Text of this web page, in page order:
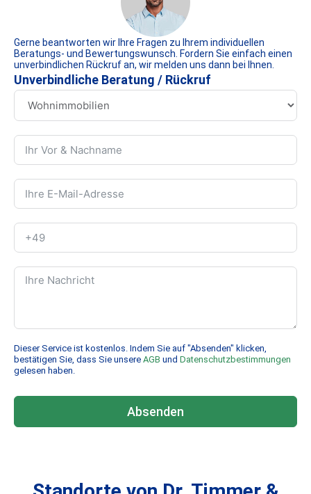
Gerne beantworten wir Ihre Fragen zu Ihrem individuellen
Beratungs- und Bewertungswunsch. Fordern Sie einfach einen
unverbindlichen Rückruf an, wir melden uns dann bei Ihnen.
Unverbindliche Beratung / Rückruf
Dieser Service ist kostenlos. Indem Sie auf "Absenden" klicken,
bestätigen Sie, dass Sie unsere AGB und Datenschutzbestimmungen
gelesen haben.
Absenden